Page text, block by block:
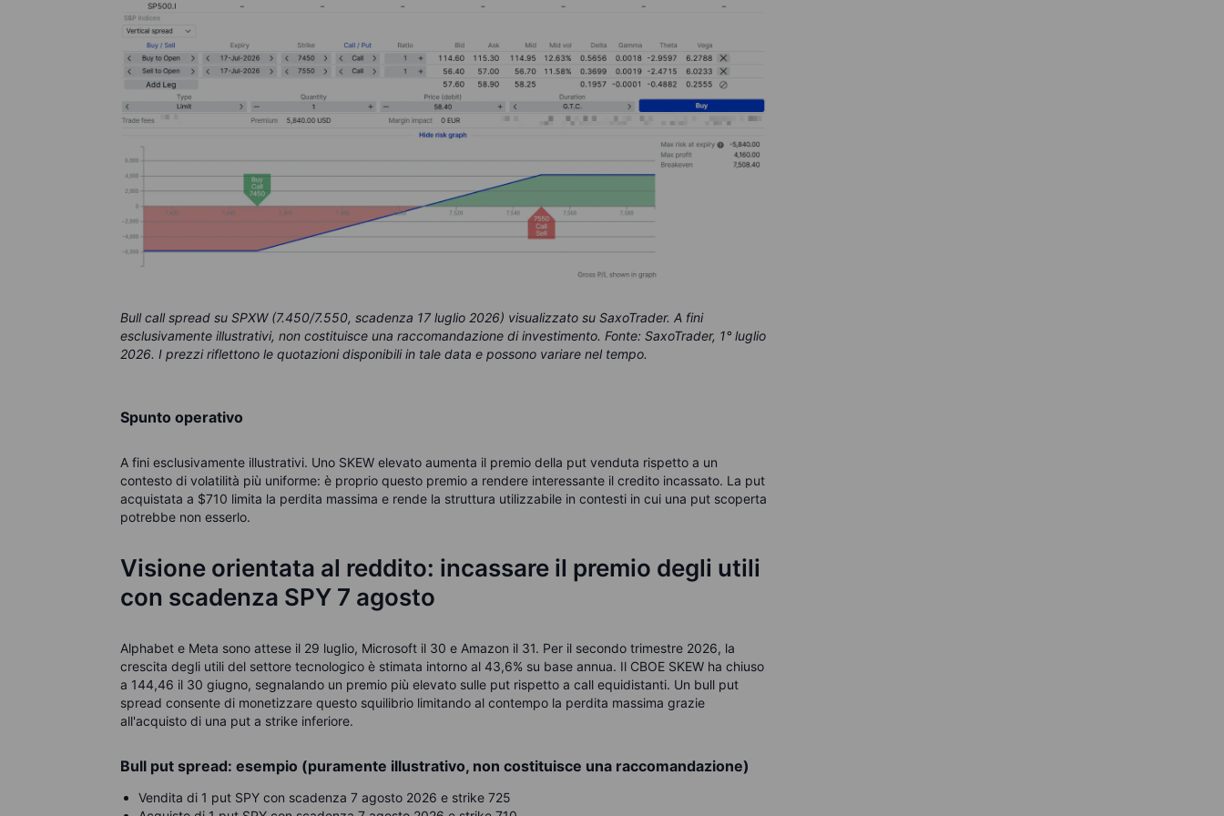
Bull call spread su SPXW (7.450/7.550, scadenza 17 luglio 2026) visualizzato su SaxoTrader. A fini
esclusivamente illustrativi, non costituisce una raccomandazione di investimento. Fonte: SaxoTrader, 1° luglio
2026. I prezzi riflettono le quotazioni disponibili in tale data e possono variare nel tempo.
Spunto operativo
A fini esclusivamente illustrativi. Uno SKEW elevato aumenta il premio della put venduta rispetto a un
contesto di volatilità più uniforme: è proprio questo premio a rendere interessante il credito incassato. La put
acquistata a $710 limita la perdita massima e rende la struttura utilizzabile in contesti in cui una put scoperta
potrebbe non esserlo.
Visione orientata al reddito: incassare il premio degli utili
con scadenza SPY 7 agosto
Alphabet e Meta sono attese il 29 luglio, Microsoft il 30 e Amazon il 31. Per il secondo trimestre 2026, la
crescita degli utili del settore tecnologico è stimata intorno al 43,6% su base annua. Il CBOE SKEW ha chiuso
a 144,46 il 30 giugno, segnalando un premio più elevato sulle put rispetto a call equidistanti. Un bull put
spread consente di monetizzare questo squilibrio limitando al contempo la perdita massima grazie
all'acquisto di una put a strike inferiore.
Bull put spread: esempio (puramente illustrativo, non costituisce una raccomandazione)
Vendita di 1 put SPY con scadenza 7 agosto 2026 e strike 725